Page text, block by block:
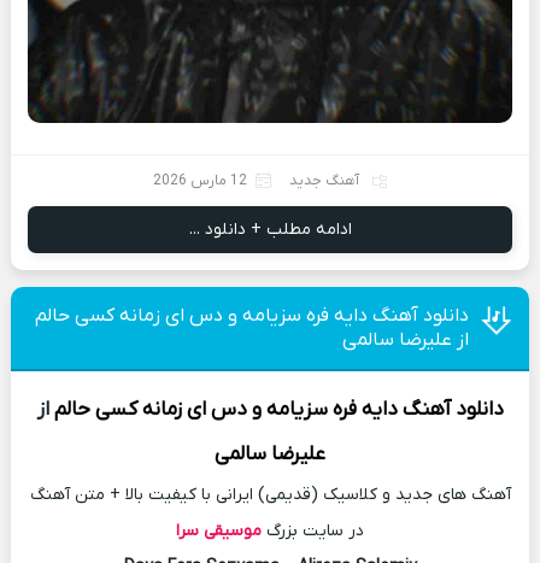
آهنگ جدید 12 مارس 2026
ادامه مطلب + دانلود ...
دانلود آهنگ دایه فره سزیامه و دس ای زمانه کسی حالم
از علیرضا سالمی
دانلود آهنگ دایه فره سزیامه و دس ای زمانه کسی حالم از
علیرضا سالمی
آهنگ های جدید و کلاسیک (قدیمی) ایرانی با کیفیت بالا + متن آهنگ
در سایت بزرگ موسیقی سرا